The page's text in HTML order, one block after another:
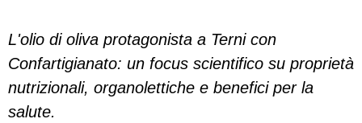
L'olio di oliva protagonista a Terni con
Confartigianato: un focus scientifico su proprietà
nutrizionali, organolettiche e benefici per la
salute.